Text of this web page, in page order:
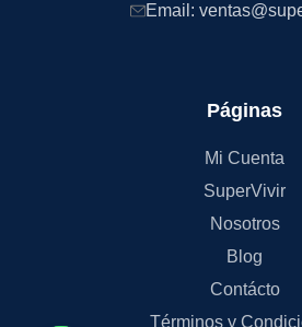
Email:
Páginas
Mi Cuenta
SuperVivir
Nosotros
Blog
Contácto
Términos y